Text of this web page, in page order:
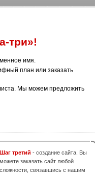
три»!
имя.
план или заказать
Мы можем предложить
Шаг третий - создание сайта. Вы
можете заказать сайт любой
сложности, связавшись с нашим